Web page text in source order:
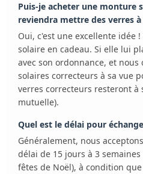
Puis-je acheter une monture
reviendra mettre des verres
Oui, c'est une excellente idée
solaire en cadeau. Si elle lui
avec son ordonnance, et
solaires correcteurs à sa vue
verres correcteurs resteront à
mutuelle).
Quel est le délai pour
Généralement, nous
délai de 15 jours à 3
fêtes de Noël), à condition